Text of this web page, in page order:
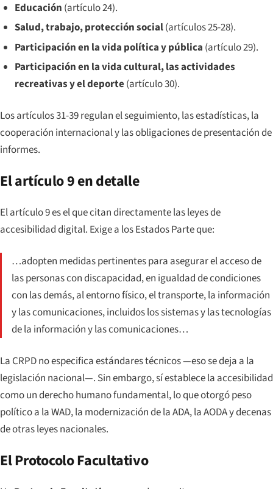
Educación (artículo 24).
Salud, trabajo, protección social(artículos 25-28).
Participación en la vida política y pública (artículo 29).
Participación en la vida cultural, las actividades
recreativas y el deporte(artículo 30).
Los artículos 31-39 regulan el seguimiento, las estadísticas, la
cooperación internacional y las obligaciones de presentación de
informes.
El artículo 9 en detalle
El artículo 9 es el que citan directamente las leyes de
accesibilidad digital. Exige a los Estados Parte que:
…adopten medidas pertinentes para asegurar el acceso de
las personas con discapacidad, en igualdad de condiciones
con las demás, al entorno físico, el transporte, la información
y las comunicaciones, incluidos los sistemas y las tecnologías
de la información y las comunicaciones…
La CRPD no especifica estándarestécnicos—eso se deja a la
legislación nacional—. Sin embargo, sí establece la accesibilidad
como un derecho humano fundamental, lo que otorgó peso
político a la WAD, la modernización de la ADA, la AODA y decenas
de otras leyes nacionales.
El Protocolo Facultativo